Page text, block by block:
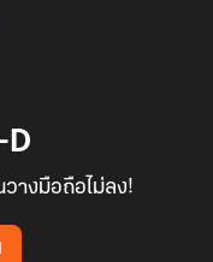
D
างมือถือไม่ลง!